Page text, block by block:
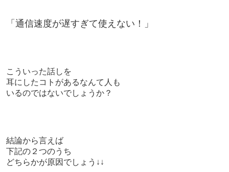
「通信速度が遅すぎて使えない！」
こういった話しを
耳にしたコトがあるなんて人も
いるのではないでしょうか？
結論から言えば
下記の２つのうち
どちらかが原因でしょう↓↓